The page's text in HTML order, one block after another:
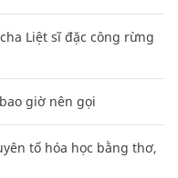
Liệt sĩ đặc công rừng
giờ nên gọi
tố hóa học bằng thơ,